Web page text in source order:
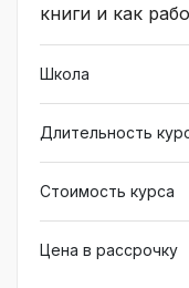
книги и как
иллюстрацией
Познакомитесь
месяцев и
Школа
Длительность
Стоимость курса
Цена в рассрочку